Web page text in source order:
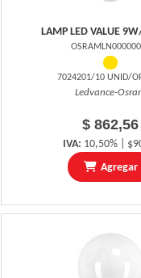
LAMP LED VALUE
7024201/10 UNID/
Ledvance-
$ 862,56
IVA: 10,50% |
Agregar